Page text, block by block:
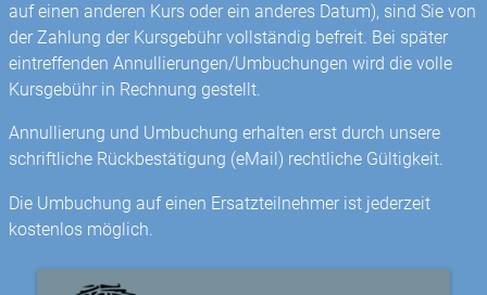
auf einen anderen Kurs oder ein anderes Datum), sind Sie von
der Zahlung der Kursgebühr vollständig befreit. Bei später
eintreffenden Annullierungen/Umbuchungen wird die volle
Kursgebühr in Rechnung gestellt.
Annullierung und Umbuchung erhalten erst durch unsere
schriftliche Rückbestätigung (eMail) rechtliche Gültigkeit.
Die Umbuchung auf einen Ersatzteilnehmer ist jederzeit
kostenlos möglich.